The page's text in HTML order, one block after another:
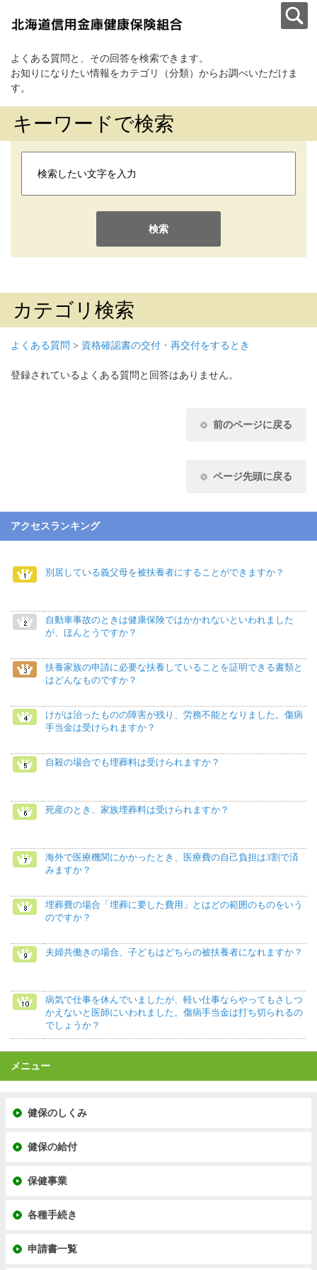
よくある質問と、その回答を検索できます。
お知りになりたい情報をカテゴリ（分類）からお調べいただけま
す。
キーワードで検索
検索
カテゴリ検索
よくある質問 > 資格確認書の交付・再交付をするとき
登録されているよくある質問と回答はありません。
前のページに戻る
ページ先頭に戻る
アクセスランキング
別居している義父母を被扶養者にすることができますか？
自動車事故のときは健康保険ではかかれないといわれました
が、ほんとうですか？
扶養家族の申請に必要な扶養していることを証明できる書類と
はどんなものですか？
けがは治ったものの障害が残り、労務不能となりました。傷病
手当金は受けられますか？
自殺の場合でも埋葬料は受けられますか？
死産のとき、家族埋葬料は受けられますか？
海外で医療機関にかかったとき、医療費の自己負担は3割で済
みますか？
埋葬費の場合「埋葬に要した費用」とはどの範囲のものをいう
のですか？
夫婦共働きの場合、子どもはどちらの被扶養者になれますか？
病気で仕事を休んでいましたが、軽い仕事ならやってもさしつ
かえないと医師にいわれました。傷病手当金は打ち切られるの
でしょうか？
メニュー
健保のしくみ
健保の給付
保健事業
各種手続き
申請書一覧